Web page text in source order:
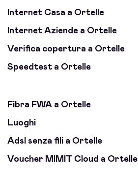
Internet Casa a Ortelle
Internet Aziende a Ortelle
Verifica copertura a Ortelle
Speedtest a Ortelle
Fibra FWA a Ortelle
Luoghi
Adsl senza fili a Ortelle
Voucher MIMIT Cloud a Ortelle